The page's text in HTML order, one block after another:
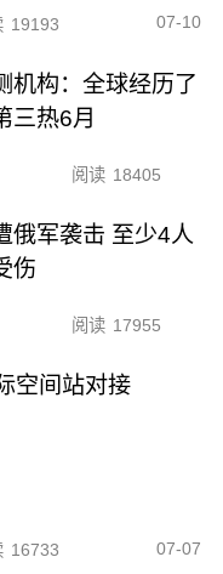
19193 07-10
机构：全球经历了
三热6月
阅读 18405
俄军袭击 至少4人
伤
阅读 17955
空间站对接
16733 07-07